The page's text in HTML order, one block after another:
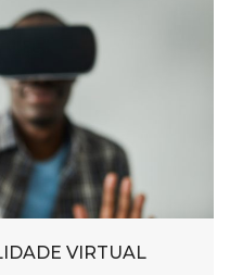
VIRTUAL